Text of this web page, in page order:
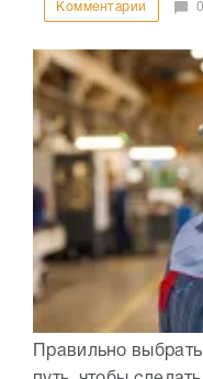
Комментарии 0
Правильно